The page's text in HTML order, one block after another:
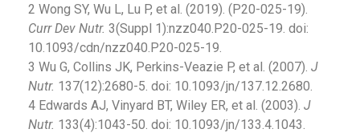
2 Wong SY, Wu L, Lu P, et al. (2019). (P20-025-19).
Curr Dev Nutr. 3(Suppl 1):nzz040.P20-025-19. doi:
10.1093/cdn/nzz040.P20-025-19.
3 Wu G, Collins JK, Perkins-Veazie P, et al. (2007). J
Nutr. 137(12):2680-5. doi: 10.1093/jn/137.12.2680.
4 Edwards AJ, Vinyard BT, Wiley ER, et al. (2003). J
Nutr. 133(4):1043-50. doi: 10.1093/jn/133.4.1043.